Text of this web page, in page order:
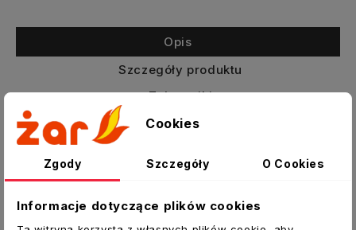
Opis
Szczegóły produktu
Załączniki
Redukcja niesymetryczna RDSS100/150x50-
OC-NS
Redukcja niesymetryczna pozwala na
przejście z systemu kształtek okrągłych na
prostokątne i równoczesne przesunięcie w
Cookies
Zgody Szczegóły O Cookies
Informacje dotyczące plików cookies